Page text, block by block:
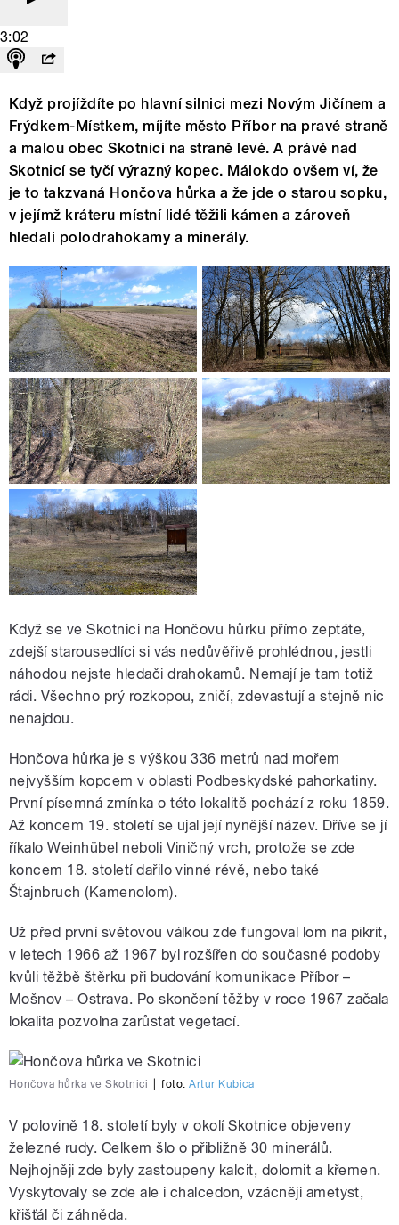
3:02
Když projíždíte po hlavní silnici mezi Novým Jičínem a
Frýdkem-Místkem, míjíte město Příbor na pravé straně
a malou obec Skotnici na straně levé. A právě nad
Skotnicí se tyčí výrazný kopec. Málokdo ovšem ví, že
je to takzvaná Hončova hůrka a že jde o starou sopku,
v jejímž kráteru místní lidé těžili kámen a zároveň
hledali polodrahokamy a minerály.
Když se ve Skotnici na Hončovu hůrku přímo zeptáte,
zdejší starousedlíci si vás nedůvěřivě prohlédnou, jestli
náhodou nejste hledači drahokamů. Nemají je tam totiž
rádi. Všechno prý rozkopou, zničí, zdevastují a stejně nic
nenajdou.
Hončova hůrka je s výškou 336 metrů nad mořem
nejvyšším kopcem v oblasti Podbeskydské pahorkatiny.
První písemná zmínka o této lokalitě pochází z roku 1859.
Až koncem 19. století se ujal její nynější název. Dříve se jí
říkalo Weinhübel neboli Viničný vrch, protože se zde
koncem 18. století dařilo vinné révě, nebo také
Štajnbruch (Kamenolom).
Už před první světovou válkou zde fungoval lom na pikrit,
v letech 1966 až 1967 byl rozšířen do současné podoby
kvůli těžbě štěrku při budování komunikace Příbor –
Mošnov – Ostrava. Po skončení těžby v roce 1967 začala
lokalita pozvolna zarůstat vegetací.
Hončova hůrka ve Skotnici foto:Artur Kubica
V polovině 18. století byly v okolí Skotnice objeveny
železné rudy. Celkem šlo o přibližně 30 minerálů.
Nejhojněji zde byly zastoupeny kalcit, dolomit a křemen.
Vyskytovaly se zde ale i chalcedon, vzácněji ametyst,
křišťál či záhněda.